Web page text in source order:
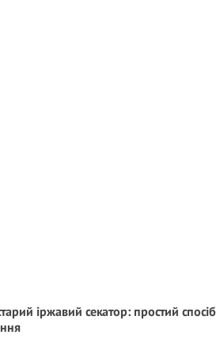
іржавий секатор: простий спосіб